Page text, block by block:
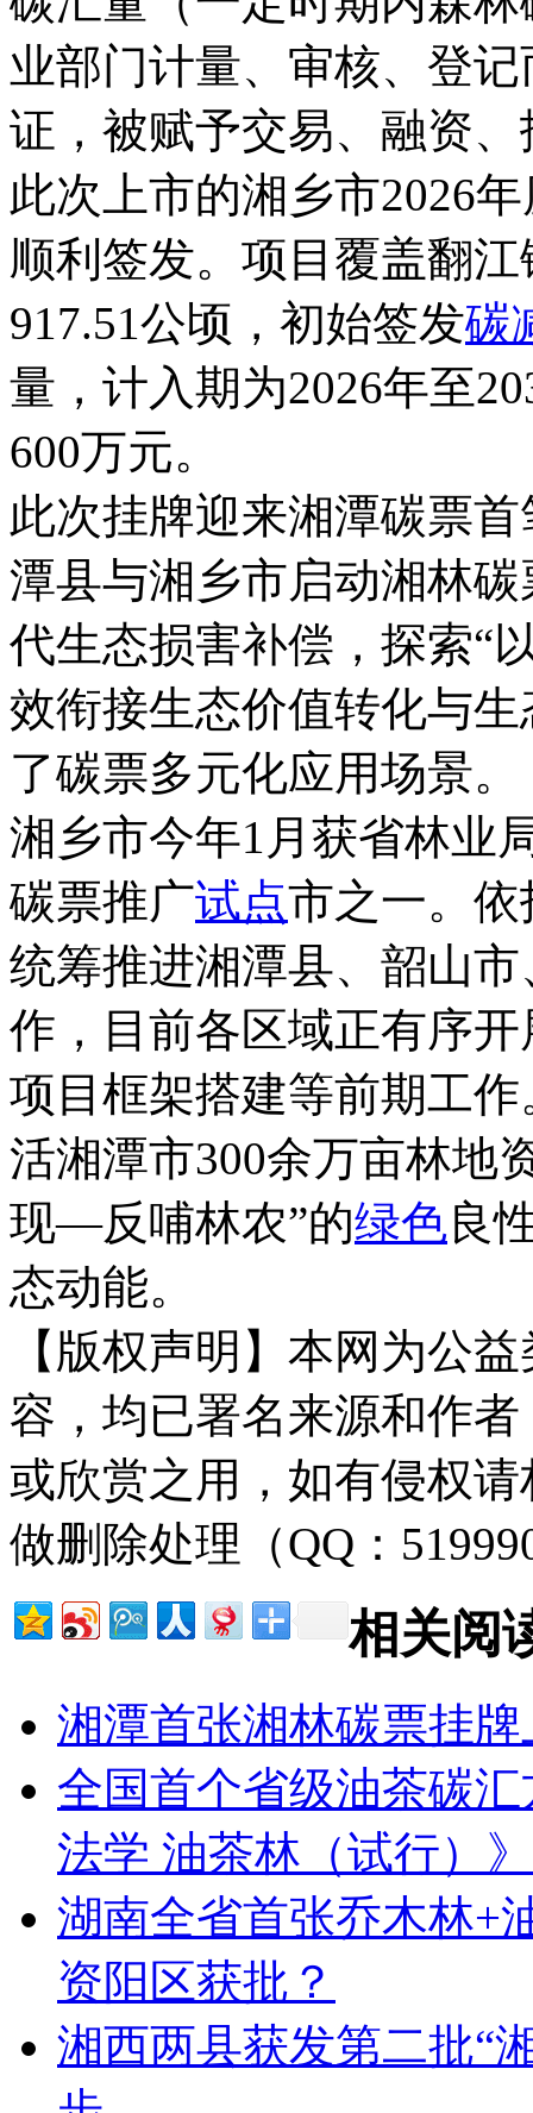
业部门计量、审核、登
证，被赋予交易、融资、
此次上市的湘乡市2026
顺利签发。项目覆盖翻
917.51公顷，初始签发碳
量，计入期为2026年至
600万元。
此次挂牌迎来湘潭碳票
潭县与湘乡市启动湘林
代生态损害补偿，探索“
效衔接生态价值转化与
了碳票多元化应用场景。
湘乡市今年1月获省林业
碳票推广试点市之一。
统筹推进湘潭县、韶山
作，目前各区域正有序
项目框架搭建等前期工
活湘潭市300余万亩林地
现—反哺林农”的绿色良
态动能。
【版权声明】本网为公
容，均已署名来源和作
或欣赏之用，如有侵权
做删除处理（QQ：
相关阅
湘潭首张湘林碳票挂牌
全国首个省级油茶碳
法学 油茶林（试行）
湖南全省首张乔木林+
资阳区获批？
湘西两县获发第二批“